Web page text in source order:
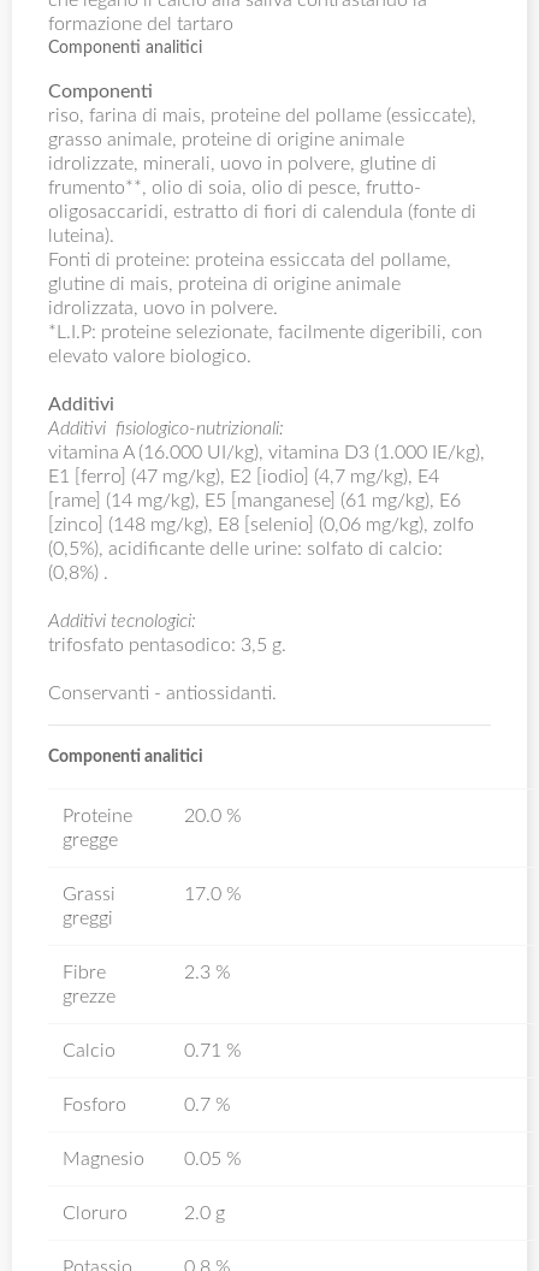
formazione del tartaro
Componenti analitici
Componenti
riso, farina di mais, proteine del pollame (essiccate),
grasso animale, proteine di origine animale
idrolizzate, minerali, uovo in polvere, glutine di
frumento**, olio di soia, olio di pesce, frutto-
oligosaccaridi, estratto di fiori di calendula (fonte di
luteina).
Fonti di proteine: proteina essiccata del pollame,
glutine di mais, proteina di origine animale
idrolizzata, uovo in polvere.
*L.I.P: proteine selezionate, facilmente digeribili, con
elevato valore biologico.
Additivi
Additivi fisiologico-nutrizionali:
vitamina A (16.000 UI/kg), vitamina D3 (1.000 IE/kg),
E1 [ferro] (47 mg/kg), E2 [iodio] (4,7 mg/kg), E4
[rame] (14 mg/kg), E5 [manganese] (61 mg/kg), E6
[zinco] (148 mg/kg), E8 [selenio] (0,06 mg/kg), zolfo
(0,5%), acidificante delle urine: solfato di calcio:
(0,8%) .
Additivi tecnologici:
trifosfato pentasodico: 3,5 g.
Conservanti - antiossidanti.
Componenti analitici
Proteine
gregge
20.0 %
Grassi
greggi
17.0 %
Fibre
grezze
2.3 %
Calcio 0.71 %
Fosforo 0.7 %
Magnesio 0.05 %
Cloruro 2.0 g